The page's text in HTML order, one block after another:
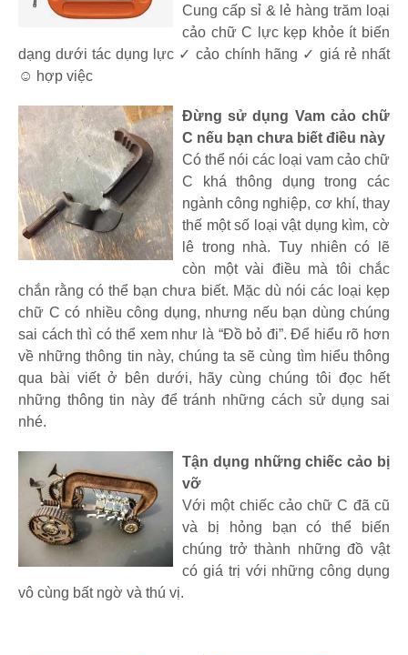
Cung cấp sỉ & lẻ hàng trăm loại
cảo chữ C lực kẹp khỏe ít biến
dạng dưới tác dụng lực ✓ cảo chính hãng ✓ giá rẻ nhất
☺️ hợp việc
Đừng sử dụng Vam cảo chữ
C nếu bạn chưa biết điều này
Có thể nói các loại vam cảo chữ
C khá thông dụng trong các
ngành công nghiệp, cơ khí, thay
thế một số loại vật dụng kìm, cờ
lê trong nhà. Tuy nhiên có lẽ
còn một vài điều mà tôi chắc
chắn rằng có thể bạn chưa biết. Mặc dù nói các loại kẹp
chữ C có nhiều công dụng, nhưng nếu bạn dùng chúng
sai cách thì có thể xem như là “Đồ bỏ đi”. Để hiểu rõ hơn
về những thông tin này, chúng ta sẽ cùng tìm hiểu thông
qua bài viết ở bên dưới, hãy cùng chúng tôi đọc hết
những thông tin này để tránh những cách sử dụng sai
nhé.
Tận dụng những chiếc cảo bị
vỡ
Với một chiếc cảo chữ C đã cũ
và bị hỏng bạn có thể biến
chúng trở thành những đồ vật
có giá trị với những công dụng
vô cùng bất ngờ và thú vị.